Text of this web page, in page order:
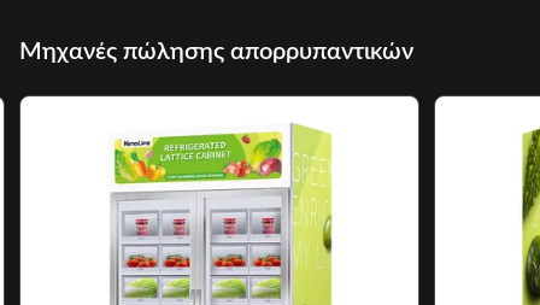
Μηχανές πώλησης απορρυπαντικών